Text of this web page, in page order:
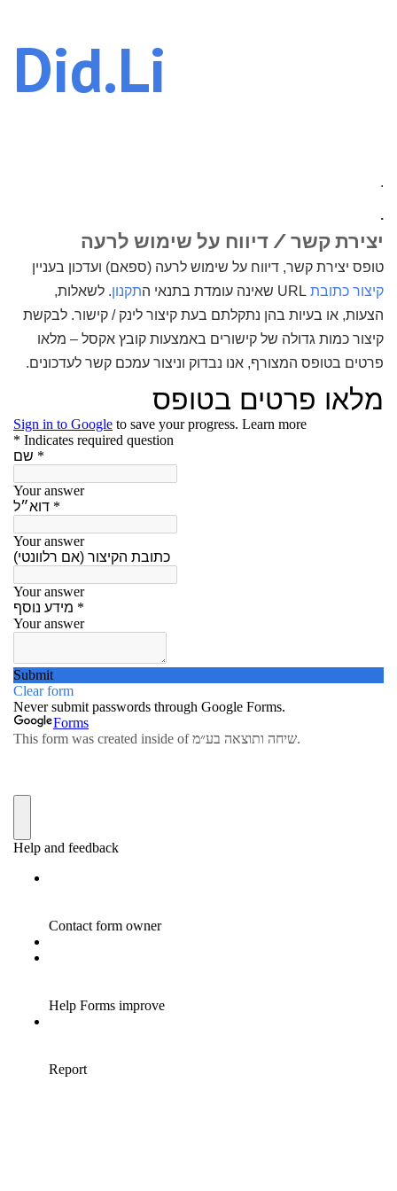
Did.Li
.
.
יצירת קשר / דיווח על שימוש לרעה
טופס יצירת קשר, דיווח על שימוש לרעה (ספאם) ועדכון בעניין
קיצור כתובת
תקנון. לשאלות,
הצעות, או בעיות בהן נתקלתם בעת קיצור לינק / קישור. לבקשת
קיצור כמות גדולה של קישורים באמצעות קובץ אקסל – מלאו
פרטים בטופס המצורף, אנו נבדוק וניצור עמכם קשר לעדכונים.